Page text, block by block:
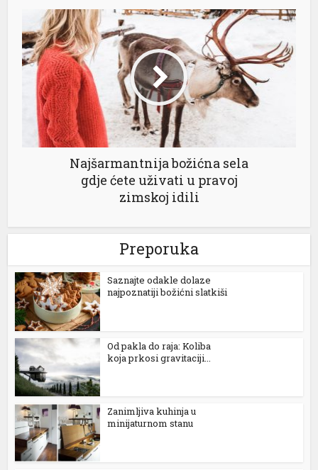
Najšarmantnija božićna sela
gdje ćete uživati u pravoj
zimskoj idili
Preporuka
Saznajte odakle dolaze
najpoznatiji božićni slatkiši
Od pakla do raja: Koliba
koja prkosi gravitaciji...
Zanimljiva kuhinja u
minijaturnom stanu